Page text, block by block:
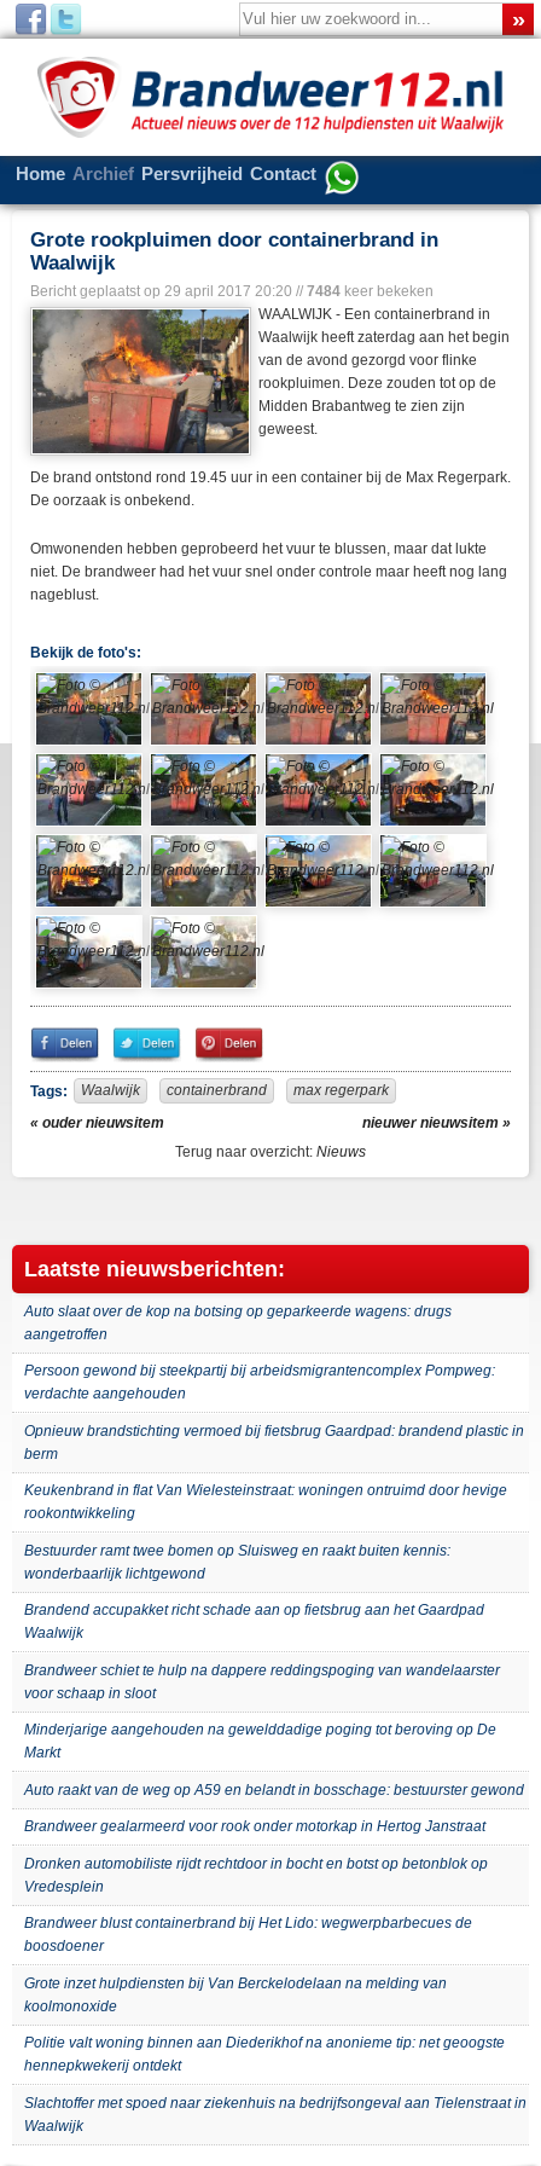
Home Archief Persvrijheid Contact
Grote rookpluimen door containerbrand in
Waalwijk
Bericht geplaatst op 29 april 2017 20:20 // 7484 keer bekeken
WAALWIJK - Een containerbrand in
Waalwijk heeft zaterdag aan het begin
van de avond gezorgd voor flinke
rookpluimen. Deze zouden tot op de
Midden Brabantweg te zien zijn
geweest.
De brand ontstond rond 19.45 uur in een container bij de Max Regerpark.
De oorzaak is onbekend.
Omwonenden hebben geprobeerd het vuur te blussen, maar dat lukte
niet. De brandweer had het vuur snel onder controle maar heeft nog lang
nageblust.
Bekijk de foto's:
Share
on
Facebook
Share
on
Twitter
Pin
It!
Tags: Waalwijk containerbrand
max regerpark
« ouder nieuwsitem
nieuwer nieuwsitem »
Terug naar overzicht: Nieuws
Laatste nieuwsberichten:
Auto slaat over de kop na botsing op geparkeerde wagens: drugs
aangetroffen
Persoon gewond bij steekpartij bij arbeidsmigrantencomplex Pompweg:
verdachte aangehouden
Opnieuw brandstichting vermoed bij fietsbrug Gaardpad: brandend plastic in
berm
Keukenbrand in flat Van Wielesteinstraat: woningen ontruimd door hevige
rookontwikkeling
Bestuurder ramt twee bomen op Sluisweg en raakt buiten kennis:
wonderbaarlijk lichtgewond
Brandend accupakket richt schade aan op fietsbrug aan het Gaardpad
Waalwijk
Brandweer schiet te hulp na dappere reddingspoging van wandelaarster
voor schaap in sloot
Minderjarige aangehouden na gewelddadige poging tot beroving op De
Markt
Auto raakt van de weg op A59 en belandt in bosschage: bestuurster gewond
Brandweer gealarmeerd voor rook onder motorkap in Hertog Janstraat
Dronken automobiliste rijdt rechtdoor in bocht en botst op betonblok op
Vredesplein
Brandweer blust containerbrand bij Het Lido: wegwerpbarbecues de
boosdoener
Grote inzet hulpdiensten bij Van Berckelodelaan na melding van
koolmonoxide
Politie valt woning binnen aan Diederikhof na anonieme tip: net geoogste
hennepkwekerij ontdekt
Slachtoffer met spoed naar ziekenhuis na bedrijfsongeval aan Tielenstraat in
Waalwijk